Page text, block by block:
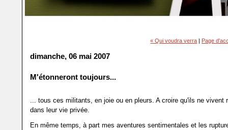
« Qui voudra verra | Page
dimanche, 06 mai 2007
M'étonneront toujours...
... tous ces militants, en joie ou en pleurs. A croire qu'ils ne vivent
dans leur vie privée.
En même temps, à part mes aventures sentimentales et les